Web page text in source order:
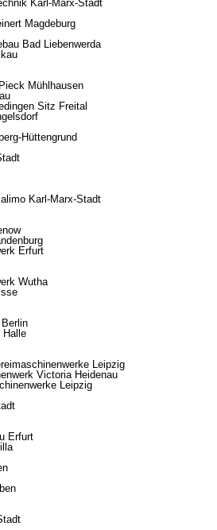
Karl-Marx-Stadt
Magdeburg
Bad Liebenwerda
Mühlhausen
Sitz Freital
Hüttengrund
Karl-Marx-Stadt
Erfurt
Wutha
Halle
Leipzig
Victoria Heidenau
Leipzig
Erfurt